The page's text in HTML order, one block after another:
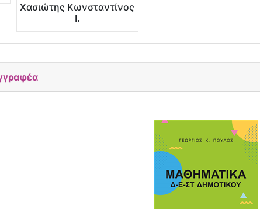
Χασιώτης Κωνσταντίνος
Ι.